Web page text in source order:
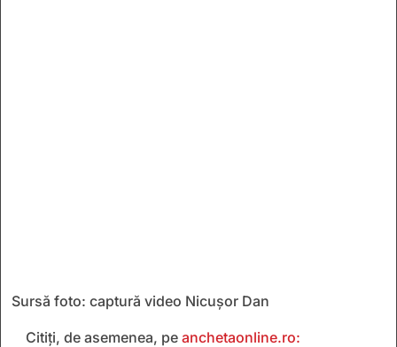
Sursă foto: captură video Nicușor Dan
Citiți, de asemenea, pe anchetaonline.ro: